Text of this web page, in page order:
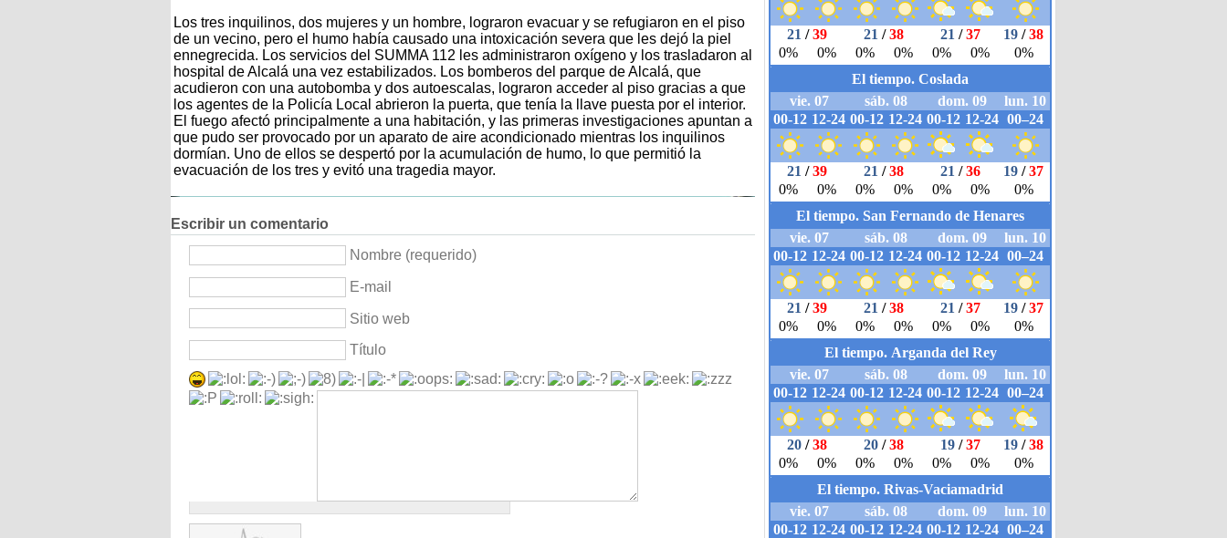
Los tres inquilinos, dos mujeres y un hombre, lograron evacuar y se refugiaron en el piso
de un vecino, pero el humo había causado una intoxicación severa que les dejó la piel
ennegrecida. Los servicios del SUMMA 112 les administraron oxígeno y los trasladaron al
hospital de Alcalá una vez estabilizados. Los bomberos del parque de Alcalá, que
acudieron con una autobomba y dos autoescalas, lograron acceder al piso gracias a que
los agentes de la Policía Local abrieron la puerta, que tenía la llave puesta por el interior.
El fuego afectó principalmente a una habitación, y las primeras investigaciones apuntan a
que pudo ser provocado por un aparato de aire acondicionado mientras los inquilinos
dormían. Uno de ellos se despertó por la acumulación de humo, lo que permitió la
evacuación de los tres y evitó una tragedia mayor.
Escribir un comentario
Nombre (requerido)
E-mail
Sitio web
Título